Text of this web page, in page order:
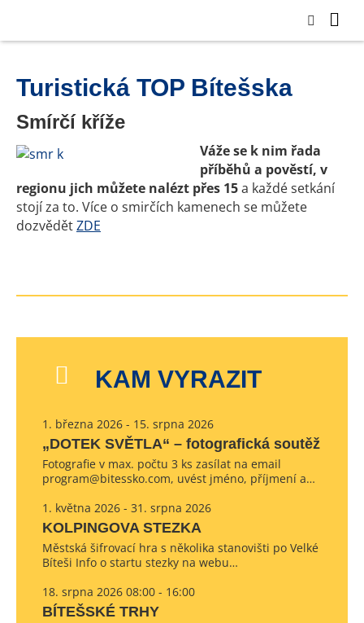
Turistická TOP Bítešska
Smírčí kříže
Váže se k nim řada
příběhů a pověstí, v
regionu jich můžete nalézt přes 15a každé setkání
stojí za to. Více o smirčích kamenech se můžete
dozvědětZDE
KAM VYRAZIT
1. března 2026 - 15. srpna 2026
„DOTEK SVĚTLA“ – fotografická soutěž
Fotografie v max. počtu 3 ks zasílat na email
program@bitessko.com, uvést jméno, příjmení a…
1. května 2026 - 31. srpna 2026
KOLPINGOVA STEZKA
Městská šifrovací hra s několika stanovišti po Velké
Bíteši Info o startu stezky na webu…
18. srpna 2026 08:00 - 16:00
BÍTEŠSKÉ TRHY